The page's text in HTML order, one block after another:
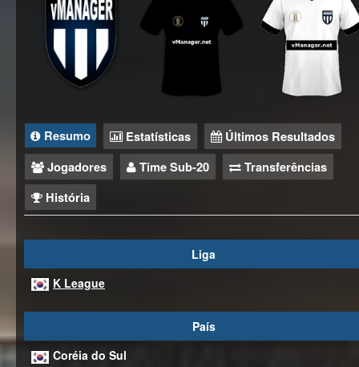
Resumo Estatísticas
Últimos Resultados
Jogadores
Time Sub-20
Transferências
História
Liga
K League
País
Coréia do Sul